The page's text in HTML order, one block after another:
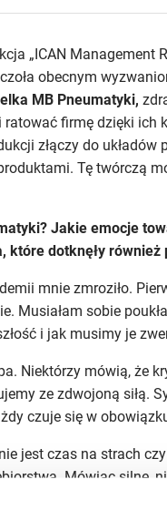
„ICAN Management
obecnym
MB Pneumatyki,
firmę dzięki ich
złączy do
Tę twórczą
Jakie emocje
dotknęły również
mnie zmroziło.
Musiałam sobie
i jak musimy je
Niektórzy mówią, że
ze zdwojoną siłą.
czuje się w
jest czas na strach
Mówiąc silne,
ci, którzy